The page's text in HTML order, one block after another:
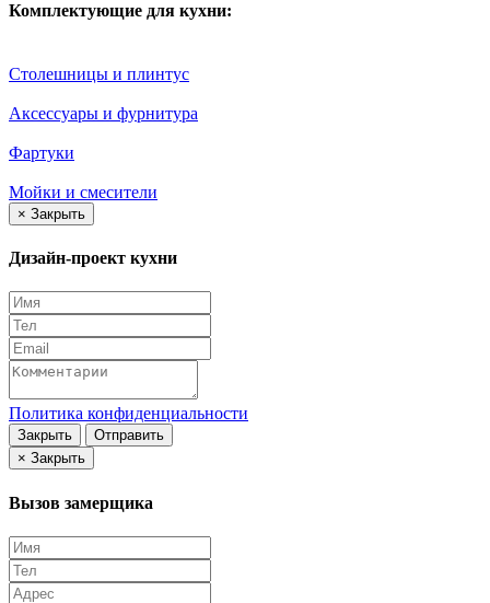
Комплектующие для кухни:
Столешницы и плинтус
Аксессуары и фурнитура
Фартуки
Мойки и смесители
× Закрыть
Дизайн-проект кухни
Политика конфиденциальности
Закрыть
Отправить
× Закрыть
Вызов замерщика